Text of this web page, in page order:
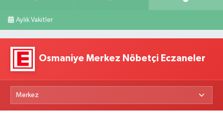
Aylık Vakitler
Osmaniye Merkez Nöbetçi Eczaneler